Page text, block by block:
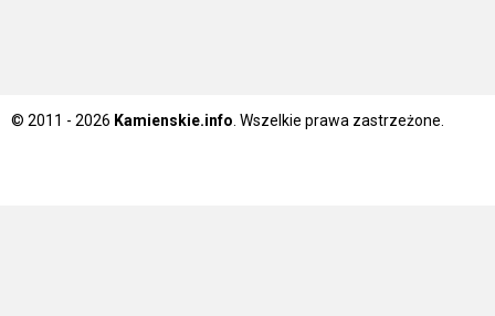
© 2011 - 2026 Kamienskie.info . Wszelkie prawa zastrzeżone.